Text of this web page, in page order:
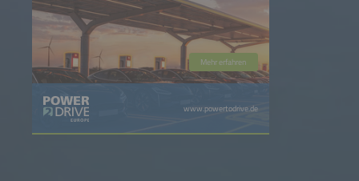
Mehr erfahren
www.powertodrive.de